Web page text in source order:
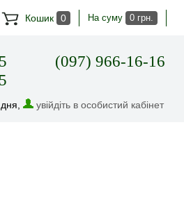
Кошик 0 На суму 0 грн.
(097) 966-16-16
дня, увійдіть в особистий кабінет